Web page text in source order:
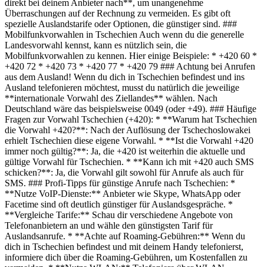
direkt bei deinem Anbieter nach**, um unangenehme
Überraschungen auf der Rechnung zu vermeiden. Es gibt oft
spezielle Auslandstarife oder Optionen, die günstiger sind. ###
Mobilfunkvorwahlen in Tschechien Auch wenn du die generelle
Landesvorwahl kennst, kann es nützlich sein, die
Mobilfunkvorwahlen zu kennen. Hier einige Beispiele: * +420 60 *
+420 72 * +420 73 * +420 77 * +420 79 ### Achtung bei Anrufen
aus dem Ausland! Wenn du dich in Tschechien befindest und ins
Ausland telefonieren möchtest, musst du natürlich die jeweilige
**internationale Vorwahl des Ziellandes** wählen. Nach
Deutschland wäre das beispielsweise 0049 (oder +49). ### Häufige
Fragen zur Vorwahl Tschechien (+420): * **Warum hat Tschechien
die Vorwahl +420?**: Nach der Auflösung der Tschechoslowakei
erhielt Tschechien diese eigene Vorwahl. * **Ist die Vorwahl +420
immer noch gültig?**: Ja, die +420 ist weiterhin die aktuelle und
gültige Vorwahl für Tschechien. * **Kann ich mit +420 auch SMS
schicken?**: Ja, die Vorwahl gilt sowohl für Anrufe als auch für
SMS. ### Profi-Tipps für günstige Anrufe nach Tschechien: *
**Nutze VoIP-Dienste:** Anbieter wie Skype, WhatsApp oder
Facetime sind oft deutlich günstiger für Auslandsgespräche. *
**Vergleiche Tarife:** Schau dir verschiedene Angebote von
Telefonanbietern an und wähle den günstigsten Tarif für
Auslandsanrufe. * **Achte auf Roaming-Gebühren:** Wenn du
dich in Tschechien befindest und mit deinem Handy telefonierst,
informiere dich über die Roaming-Gebühren, um Kostenfallen zu